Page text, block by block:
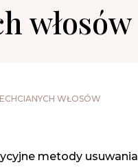
włosów
WŁOSÓW
metody usuwania